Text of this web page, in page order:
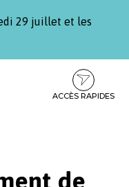
29 juillet et les
ACCÈS RAPIDES
de